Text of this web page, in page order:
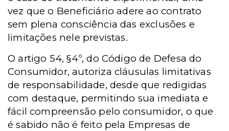
vez que o Beneficiário adere ao contrato
sem plena consciência das exclusões e
limitações nele previstas.
O artigo 54, §4º, do Código de Defesa do
Consumidor, autoriza cláusulas limitativas
de responsabilidade, desde que redigidas
com destaque, permitindo sua imediata e
fácil compreensão pelo consumidor, o que
é sabido não é feito pela Empresas de